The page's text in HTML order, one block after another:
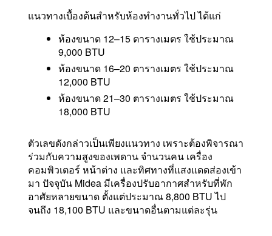
แนวทางเบื้องต้นสำหรับห้องทำงานทั่วไป ได้แก่
ห้องขนาด 12–15 ตารางเมตร ใช้ประมาณ
9,000 BTU
ห้องขนาด 16–20 ตารางเมตร ใช้ประมาณ
12,000 BTU
ห้องขนาด 21–30 ตารางเมตร ใช้ประมาณ
18,000 BTU
ตัวเลขดังกล่าวเป็นเพียงแนวทาง เพราะต้องพิจารณา
ร่วมกับความสูงของเพดาน จำนวนคน เครื่อง
คอมพิวเตอร์ หน้าต่าง และทิศทางที่แสงแดดส่องเข้า
มา ปัจจุบัน Midea มีเครื่องปรับอากาศสำหรับที่พัก
อาศัยหลายขนาด ตั้งแต่ประมาณ 8,800 BTU ไป
จนถึง 18,100 BTU และขนาดอื่นตามแต่ละรุ่น